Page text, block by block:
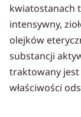
kwiatostanach
intensywny,
olejków
substancji
traktowany jest
właściwości